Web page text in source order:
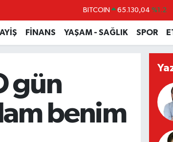
DOLAR 47,7106 %0.17
EURO 55,1652 %0.27
STERLİN 64,4046 %0.35
%2.12
FİNANS YAŞAM - SAĞLIK SPOR
gün
benim